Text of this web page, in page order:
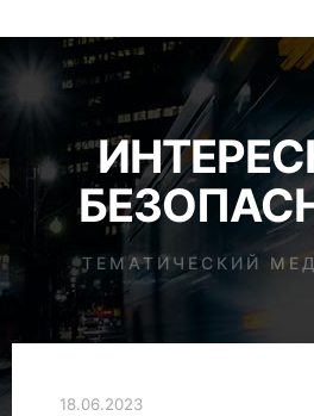
ТЕМАТИЧЕСКИЙ
18.06.2023